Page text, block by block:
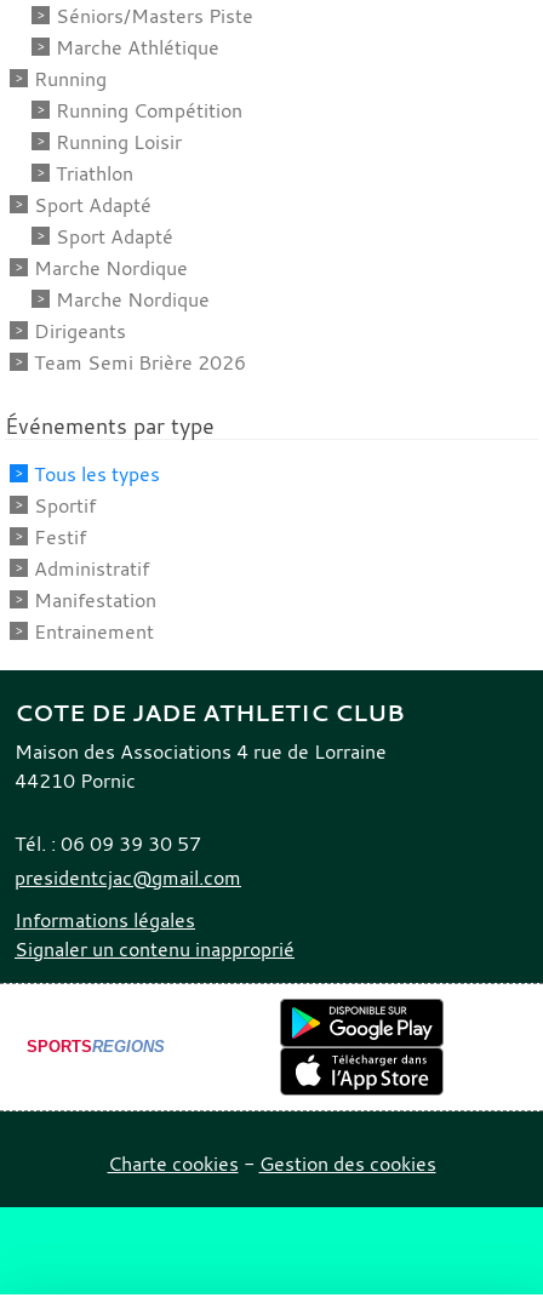
Séniors/Masters Piste
Marche Athlétique
Running
Running Compétition
Running Loisir
Triathlon
Sport Adapté
Sport Adapté
Marche Nordique
Marche Nordique
Dirigeants
Team Semi Brière 2026
Événements par type
Tous les types
Sportif
Festif
Administratif
Manifestation
Entrainement
COTE DE JADE ATHLETIC CLUB
Maison des Associations 4 rue de Lorraine
44210 Pornic
Tél. : 06 09 39 30 57
presidentcjac@gmail.com
Informations légales
Signaler un contenu inapproprié
SPORTSREGIONS
Charte cookies Gestion des cookies